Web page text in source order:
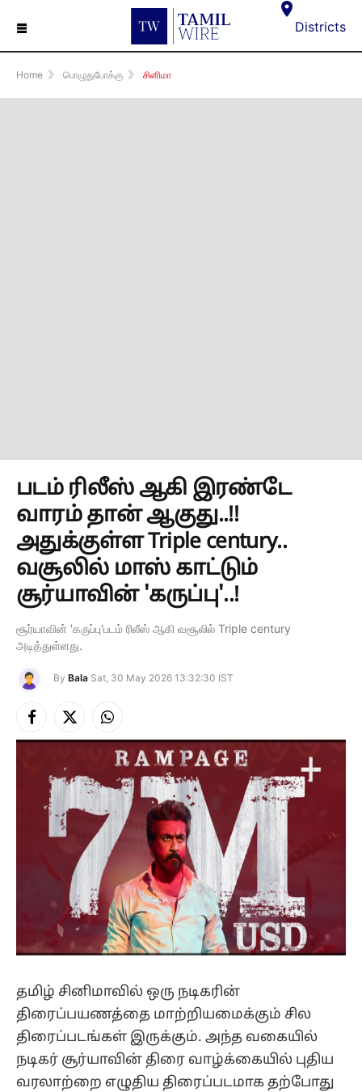
☰ Districts
Home 》 பொழுதுபோக்கு 》 சினிமா
படம் ரிலீஸ் ஆகி இரண்டே
வாரம் தான் ஆகுது..!!
அதுக்குள்ள Triple century..
வசூலில் மாஸ் காட்டும்
சூர்யாவின் 'கருப்பு'..!
சூர்யாவின் 'கருப்பு'படம் ரிலீஸ் ஆகி வசூலில் Triple century
அடித்துள்ளது.
By Bala Sat, 30 May 2026 13:32:30 IST
Facebook
X
(Twitter)
Instagram
தமிழ் சினிமாவில் ஒரு நடிகரின்
திரைப்பயணத்தை மாற்றியமைக்கும் சில
திரைப்படங்கள் இருக்கும். அந்த வகையில்
நடிகர் சூர்யாவின் திரை வாழ்க்கையில் புதிய
வரலாற்றை எழுதிய திரைப்படமாக தற்போது